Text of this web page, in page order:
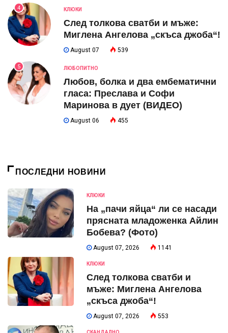
4 КЛЮКИ
След толкова сватби и мъже:
Миглена Ангелова „скъса джоба“!
August 07 539
5 ЛЮБОПИТНО
Любов, болка и два ембематични
гласа: Преслава и Софи
Маринова в дует (ВИДЕО)
August 06 455
ПОСЛЕДНИ НОВИНИ
КЛЮКИ
На „пачи яйца“ ли се насади
прясната младоженка Айлин
Бобева? (Фото)
August 07, 2026 1141
КЛЮКИ
След толкова сватби и
мъже: Миглена Ангелова
„скъса джоба“!
August 07, 2026 553